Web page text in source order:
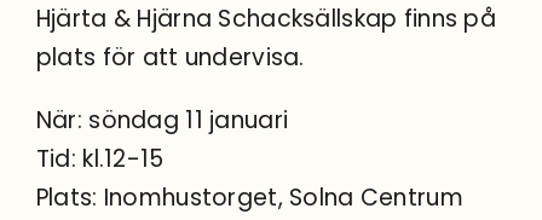
Hjärta & Hjärna Schacksällskap finns på
plats för att undervisa.
När: söndag 11 januari
Tid: kl.12-15
Plats: Inomhustorget, Solna Centrum